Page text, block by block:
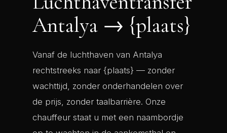
Antalya → {plaats}
Vanaf de luchthaven van Antalya
rechtstreeks naar {plaats} — zonder
wachttijd, zonder onderhandelen over
de prijs, zonder taalbarrière. Onze
chauffeur staat u met een naambordje